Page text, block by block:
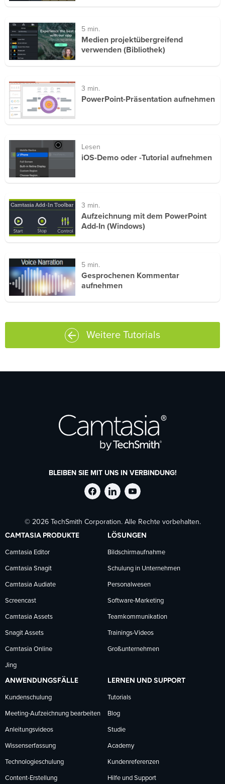
5 min.
Medien projektübergreifend
verwenden (Bibliothek)
3 min.
PowerPoint-Präsentation aufnehmen
Lesen
iOS-Demo oder -Tutorial aufnehmen
3 min.
Aufzeichnung mit dem PowerPoint
Add-In (Windows)
5 min.
Gesprochenen Kommentar
aufnehmen
Weitere Tutorials
BLEIBEN SIE MIT UNS IN VERBINDUNG!
TechSmith
auf
Facebook
folgen
TechSmith
auf
LinkedIn
folgen
TechSmith
auf
YouTube
folgen
© 2026 TechSmith Corporation. Alle Rechte vorbehalten.
CAMTASIA PRODUKTE
Camtasia Editor
Camtasia Snagit
Camtasia Audiate
Screencast
Camtasia Assets
Snagit Assets
Camtasia Online
Jing
LÖSUNGEN
Bildschirmaufnahme
Schulung in Unternehmen
Personalwesen
Software-Marketing
Teamkommunikation
Trainings-Videos
Großunternehmen
ANWENDUNGSFÄLLE
Kundenschulung
Meeting-Aufzeichnung bearbeiten
Anleitungsvideos
Wissenserfassung
Technologieschulung
Content-Erstellung
LERNEN UND SUPPORT
Tutorials
Blog
Studie
Academy
Kundenreferenzen
Hilfe und Support